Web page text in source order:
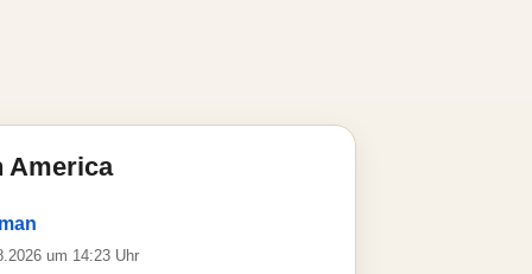
America
um 14:23 Uhr